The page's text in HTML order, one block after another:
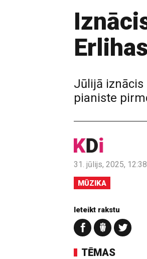
Jūlijā
pianiste
31. jūlijs, 2025, 12:38
MŪZIKA
Ieteikt rakstu
TĒMAS